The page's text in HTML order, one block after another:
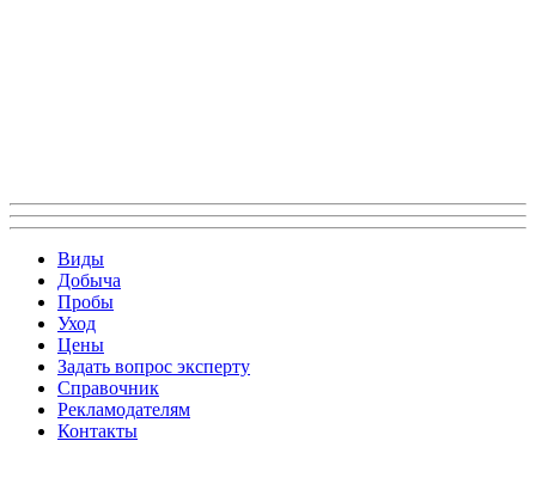
Виды
Добыча
Пробы
Уход
Цены
Задать вопрос эксперту
Справочник
Рекламодателям
Контакты